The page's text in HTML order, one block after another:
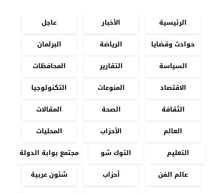
الرئيسية الأخبار
عاجل
حوادث وقضايا
الرياضة
البرلمان
السياسة
التقارير
المحافظات
الاقتصاد
المنوعات
التكنولوجيا
الثقافة
الصحة
المقالات
العالم
الأحزاب
المحليات
التعليم
التوك شو
مجتمع بوابة الدولة
عالم الفن
أحزاب
شئون عربية